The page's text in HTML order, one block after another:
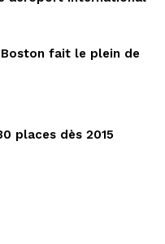
fait le plein de
places dès 2015